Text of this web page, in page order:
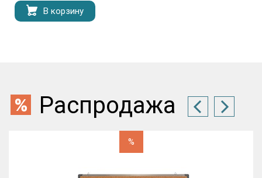
В корзину
Распродажа
%